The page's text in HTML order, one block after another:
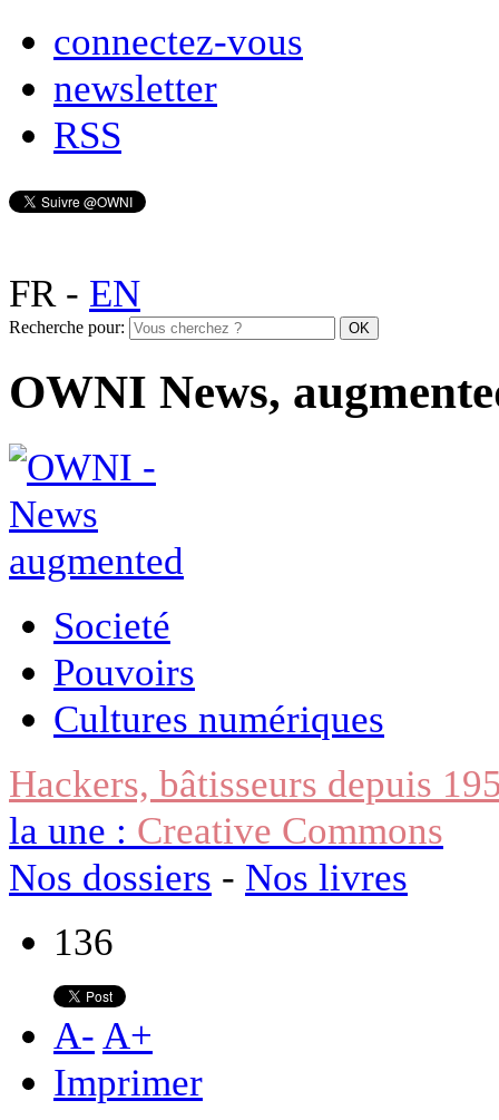
connectez-vous
newsletter
RSS
FR- EN
Recherche pour:
OWNI News,
Societé
Pouvoirs
Cultures numériques
Hackers, bâtisseurs depuis
la une : Creative Commons
Nos dossiers - Nos livres
136
A- A+
Imprimer